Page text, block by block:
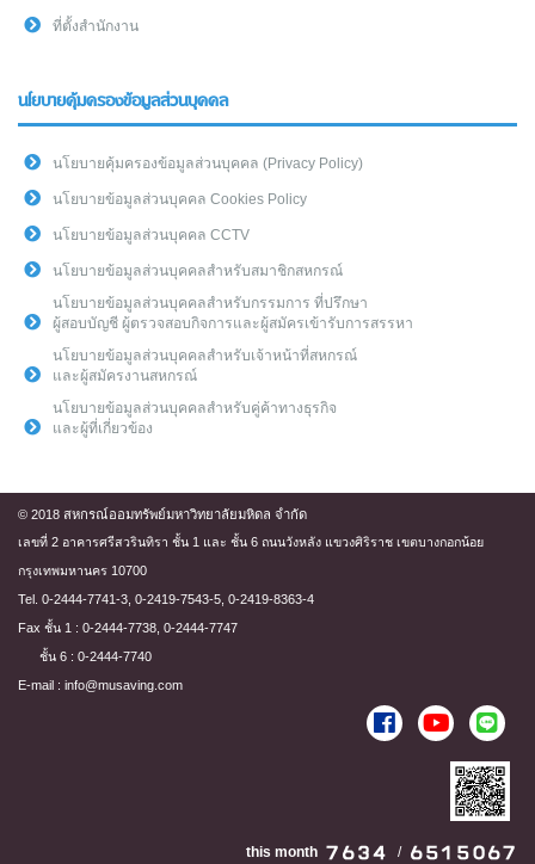
ที่ตั้งสำนักงาน
นโยบายคุ้มครองข้อมูลส่วนบุคคล
นโยบายคุ้มครองข้อมูลส่วนบุคคล (Privacy Policy)
นโยบายข้อมูลส่วนบุคคล Cookies Policy
นโยบายข้อมูลส่วนบุคคล CCTV
นโยบายข้อมูลส่วนบุคคลสำหรับสมาชิกสหกรณ์
นโยบายข้อมูลส่วนบุคคลสำหรับกรรมการ ที่ปรึกษา
ผู้สอบบัญชี ผู้ตรวจสอบกิจการและผู้สมัครเข้ารับการสรรหา
นโยบายข้อมูลส่วนบุคคลสำหรับเจ้าหน้าที่สหกรณ์
และผู้สมัครงานสหกรณ์
นโยบายข้อมูลส่วนบุคคลสำหรับคู่ค้าทางธุรกิจ
และผู้ที่เกี่ยวข้อง
© 2018 สหกรณ์ออมทรัพย์มหาวิทยาลัยมหิดล จำกัด
เลขที่ 2 อาคารศรีสวรินทิรา ชั้น 1 และ ชั้น 6 ถนนวังหลัง แขวงศิริราช เขตบางกอกน้อย
กรุงเทพมหานคร 10700
Tel. 0-2444-7741-3, 0-2419-7543-5, 0-2419-8363-4
Fax ชั้น 1 : 0-2444-7738, 0-2444-7747
ชั้น 6 : 0-2444-7740
E-mail : info@musaving.com
this month /